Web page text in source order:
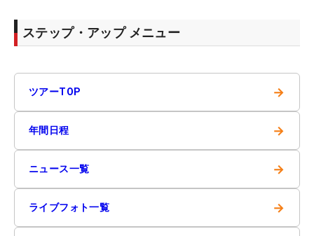
ステップ・アップ メニュー
ツアーTOP →
年間日程 →
ニュース一覧 →
ライブフォト一覧 →